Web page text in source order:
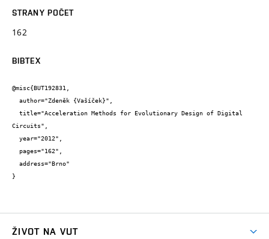
STRANY POČET
162
BIBTEX
@misc{BUT192831,
Circuits",
}
ŽIVOT NA VUT